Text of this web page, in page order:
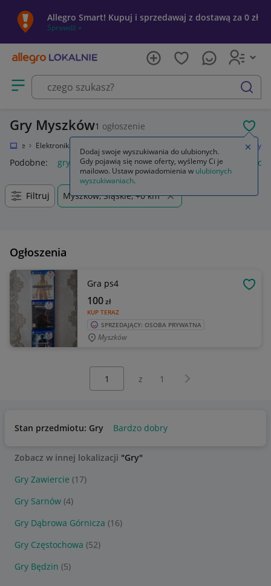
Allegro Smart! Kupuj i sprzedawaj z dostawą za 0 zł
Sprawdź »
Otwórz menu z kategoriami
szukaj
Gry Myszków1 ogłoszenie
Elektronika Gry
Podobne: gry gry ps5 gry ps4 karty do gry gry
Filtruj Myszków, Śląskie, +0 km
Ogłoszenia
Gra ps4
KUP TERAZ
100zł
SPRZEDAJĄCY: OSOBA PRYWATNA
Myszków
z 1 Następna strona
Stan przedmiotu: Gry Bardzo dobry
Zobacz w innej lokalizacji "Gry"
Gry Zawiercie (17)
Gry Sarnów (4)
Gry Dąbrowa Górnicza (16)
Gry Częstochowa (52)
Gry Będzin (5)
Dodaj swoje wyszukiwania do ulubionych.
Gdy pojawią się nowe oferty, wyślemy Ci je
mailowo. Ustaw powiadomienia w ulubionych
wyszukiwaniach.